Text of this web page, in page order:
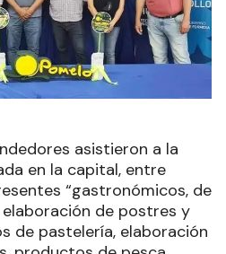
asistieron a la
en la capital, entre
“gastronómicos, de
de postres y
de pastelería, elaboración